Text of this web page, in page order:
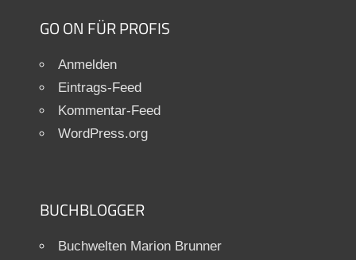
GO ON FÜR PROFIS
Anmelden
Eintrags-Feed
Kommentar-Feed
WordPress.org
BUCHBLOGGER
Buchwelten Marion Brunner